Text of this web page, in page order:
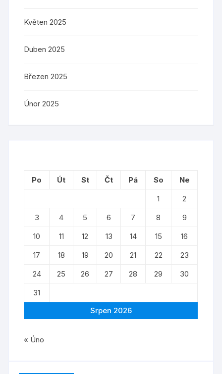
Květen 2025
Duben 2025
Březen 2025
Únor 2025
Srpen 2026
Po Út St Čt Pá So
Ne
1
2
3
4 5 6 7 8
9
10
11 12 13 14 15
16
17
18 19 20 21 22
23
24
25 26 27 28 29
30
31
« Úno